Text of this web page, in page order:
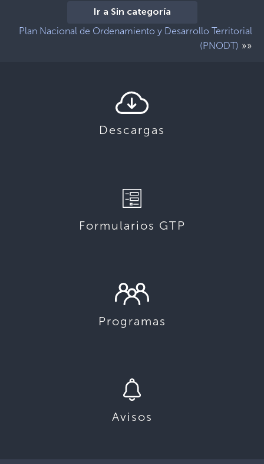
Ir a Sin categoría
Plan Nacional de Ordenamiento y Desarrollo Territorial
(PNODT) »»
Descargas
Formularios GTP
Programas
Avisos